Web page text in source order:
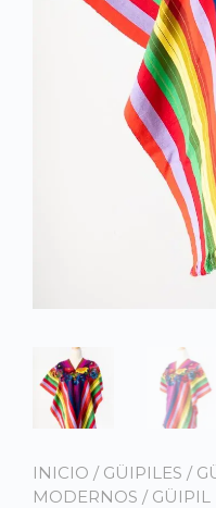
INICIO / GÜIPILES /
MODERNOS / GÜIPIL